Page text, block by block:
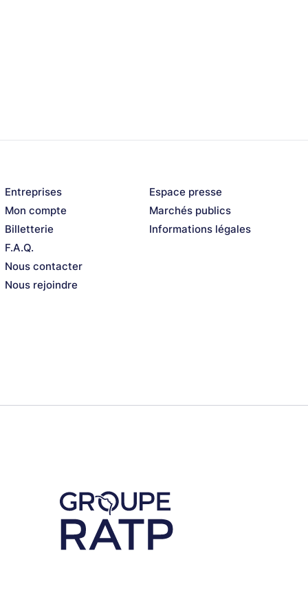
Entreprises
Mon compte
Billetterie
F.A.Q.
Nous contacter
Nous rejoindre
Espace presse
Marchés publics
Informations légales